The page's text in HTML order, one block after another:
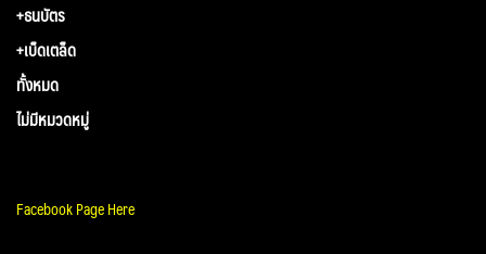
+ธนบัตร
+เบ็ดเตล็ด
ทั้งหมด
ไม่มีหมวดหมู่
Facebook Page Here